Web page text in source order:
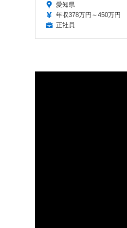
愛知県
年収378万円～450万円
正社員